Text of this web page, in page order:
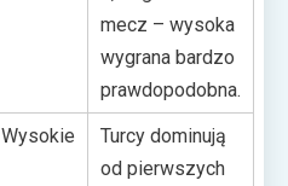
mecz – wysoka
wygrana bardzo
prawdopodobna.
Wysokie
Turcy dominują
od pierwszych